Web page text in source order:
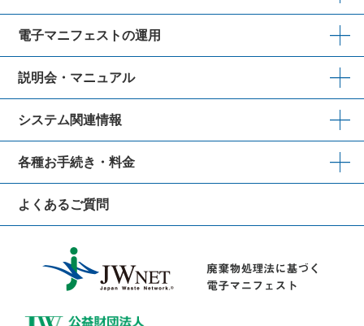
電子マニフェストの運用
説明会・マニュアル
システム関連情報
各種お手続き・料金
よくあるご質問